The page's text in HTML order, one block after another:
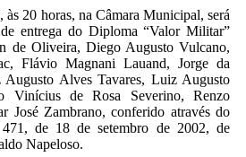
às 20 horas, na Câmara Municipal, será
de entrega do Diploma “Valor Militar”
de Oliveira, Diego Augusto Vulcano,
Flávio Magnani Lauand, Jorge da
Alves Tavares, Luiz Augusto
Vinícius de Rosa Severino, Renzo
José Zambrano, conferido através do
de 18 de setembro de 2002, de
Napeloso.